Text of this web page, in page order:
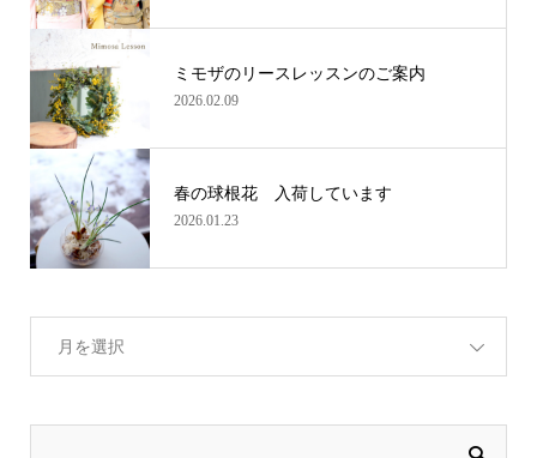
ミモザのリースレッスンのご案内
2026.02.09
春の球根花 入荷しています
2026.01.23
月を選択